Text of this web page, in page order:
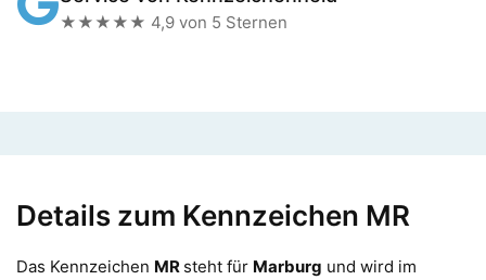
★★★★★ 4,9 von 5 Sternen
Details zum Kennzeichen MR
Das Kennzeichen MR steht für Marburg und wird im